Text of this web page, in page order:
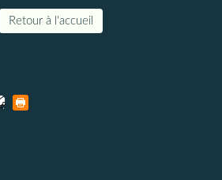
Retour à l'accueil